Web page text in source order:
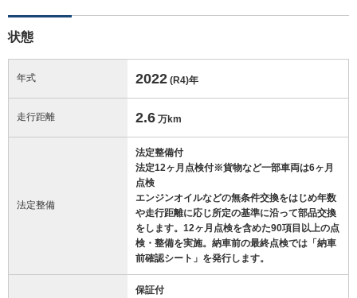
状態
年式 2022 (R4)年
走行距離 2.6 万km
法定整備
法定整備付
法定12ヶ月点検付※貨物など一部車両は6ヶ月
点検
エンジンオイルなどの無条件交換をはじめ年数
や走行距離に応じ所定の基準に沿って部品交換
をします。12ヶ月点検を含めた90項目以上の点
検・整備を実施。納車前の最終点検では「納車
前確認シート」を発行します。
保証付